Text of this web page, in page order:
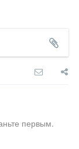
первым.